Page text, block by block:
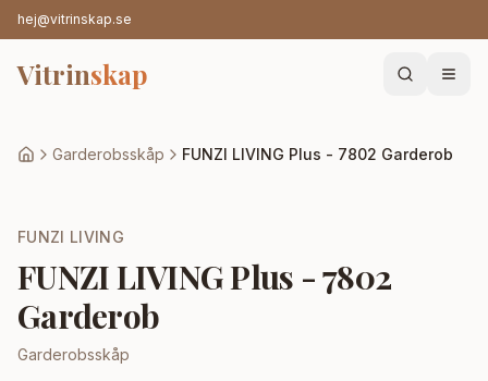
hej@vitrinskap.se
Vitrinskap
Garderobsskåp FUNZI LIVING Plus - 7802 Garderob
FUNZI LIVING
FUNZI LIVING Plus - 7802
Garderob
Garderobsskåp